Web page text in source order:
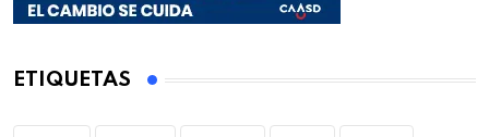
ETIQUETAS